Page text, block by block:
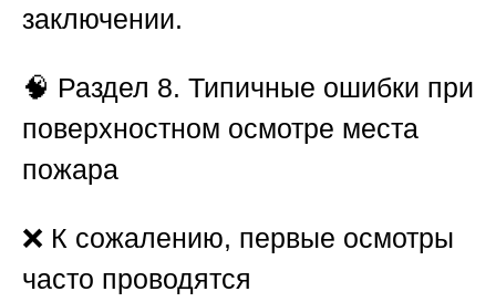
заключении.
🧠 Раздел 8. Типичные ошибки при
поверхностном осмотре места
пожара
❌ К сожалению, первые осмотры
часто проводятся